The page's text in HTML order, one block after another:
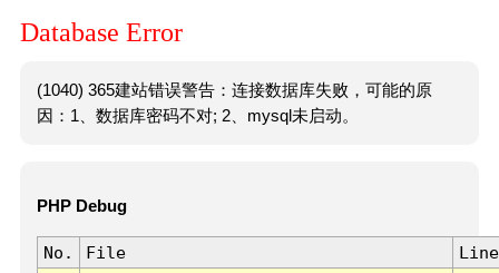
Database Error
(1040) 365建站错误警告：连接数据库失败，可能的原
因：1、数据库密码不对; 2、mysql未启动。
PHP Debug
No. File
Line